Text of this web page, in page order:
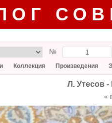
№
Коллекция Произведения
Л. Утесов
«